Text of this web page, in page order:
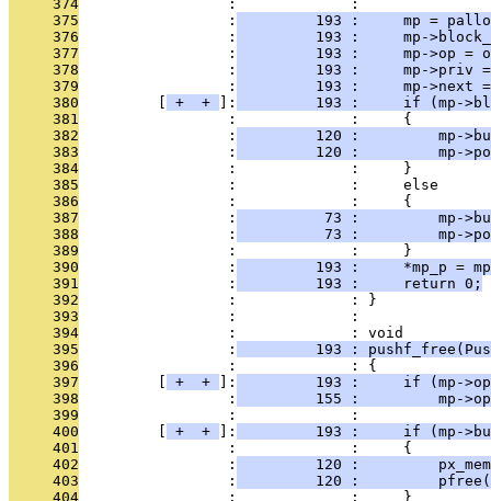
     374
                 :             :
     375
                 :
193 :     mp =
     376
                 :
193 :     mp-
     377
                 :
193 :     mp->op =
     378
                 :
193 :     mp->priv
     379
                 :
193 :     mp->next
     380
+ + ]:
193 :     if (mp-
     381
                 :             :     {
     382
                 :
120 :         mp-
     383
                 :
120 :         mp-
     384
                 :             :     }
     385
                 :             :     else
     386
                 :             :     {
     387
                 :
73 :         mp-
     388
                 :
73 :         mp-
     389
                 :             :     }
     390
                 :
193 :     *mp_p =
     391
                 :
         193 :     return 0;
     392
                 :             : }
     393
                 :             :
     394
                 :             : void
     395
                 :
193 :
     396
                 :             : {
     397
+ + ]:
193 :     if (mp-
     398
                 :
155 :         mp-
     399
                 :             :
     400
+ + ]:
193 :     if (mp-
     401
                 :             :     {
     402
                 :
120 :
     403
                 :
120 :
     404
                 :             :     }